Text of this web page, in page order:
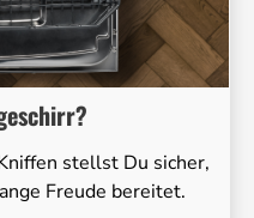
stellst Du sicher,
Freude bereitet.